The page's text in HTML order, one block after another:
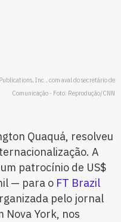
Inc., com aval do secretário de
Comunicação - Foto: Reprodução/CNN
Quaquá, resolveu
A
patrocínio de US$
— para o FT Brazil
pelo jornal
Nova York, nos